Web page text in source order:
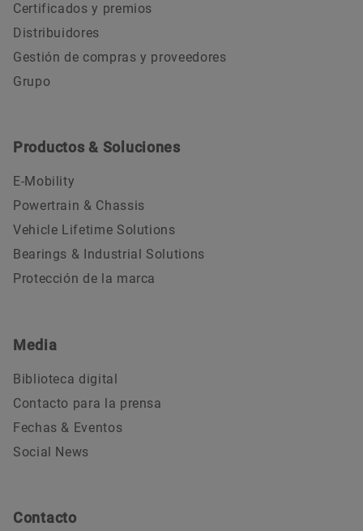
Certificados y premios
Distribuidores
Gestión de compras y proveedores
Grupo
Productos & Soluciones
E-Mobility
Powertrain & Chassis
Vehicle Lifetime Solutions
Bearings & Industrial Solutions
Protección de la marca
Media
Biblioteca digital
Contacto para la prensa
Fechas & Eventos
Social News
Contacto